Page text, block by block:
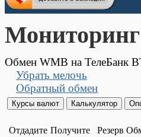
Обмен WMB на ТелеБанк
Убрать мелочь
Обратный обмен
Отдадите Получите Резерв